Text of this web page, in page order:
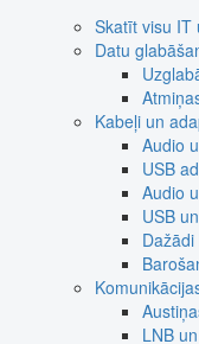
Skatīt visu IT
Datu
Kabeļi un
Audio
USB
Audio
USB
LNB